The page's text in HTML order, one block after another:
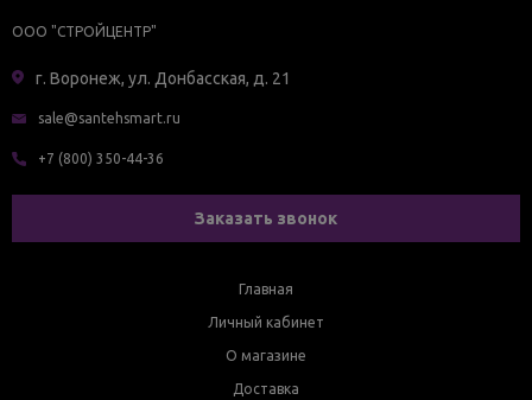
ООО "СТРОЙЦЕНТР"
г. Воронеж, ул. Донбасская, д. 21
sale@santehsmart.ru
+7 (800) 350-44-36
Заказать звонок
Главная
Личный кабинет
О магазине
Доставка